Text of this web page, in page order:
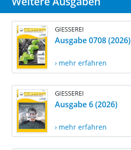
GIESSEREI
Ausgabe 0708 (2026)
› mehr erfahren
GIESSEREI
Ausgabe 6 (2026)
› mehr erfahren